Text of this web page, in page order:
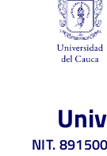
NIT.